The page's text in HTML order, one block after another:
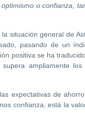
o confianza,
situación general de
pasando de un
positiva se ha
ampliamente los
expectativas de
confianza, está la